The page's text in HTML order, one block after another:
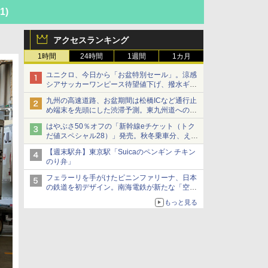
アクセスランキング
1時間 24時間 1週間 1カ月
ユニクロ、今日から「お盆特別セール」。涼感
シアサッカーワンピース待望値下げ、撥水ギア
ショーツは1990円に
九州の高速道路、お盆期間は松橋ICなど通行止
め端末を先頭にした渋滞予測。東九州道への迂
回は料金調整を実施
はやぶさ50％オフの「新幹線eチケット（トク
だ値スペシャル28）」発売。秋冬乗車分、えき
ねっと限定
【週末駅弁】東京駅「Suicaのペンギン チキン
のり弁」
フェラーリを手がけたピニンファリーナ、日本
の鉄道を初デザイン。南海電鉄が新たな「空港
もっと見る